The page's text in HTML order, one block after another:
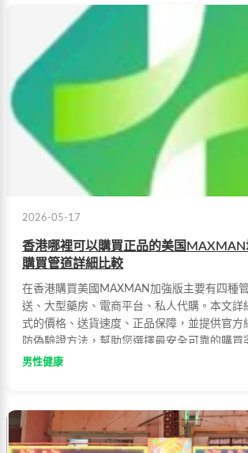
2026-05-17
香港哪裡可以購買正品的美国
購買管道詳細比較
在香港購買美國MAXMAN加強版主要有四種
送、大型藥房、電商平台、私人代購。本文詳
式的價格、送貨速度、正品保障，並提供官方
防偽驗證方法，幫助您選擇最安全可靠的購買
男性健康